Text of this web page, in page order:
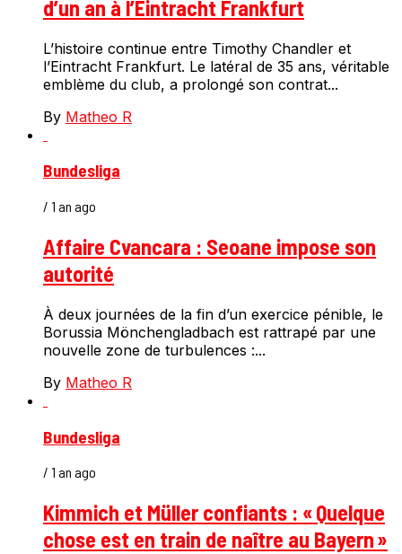
d’un an à l’Eintracht Frankfurt
L’histoire continue entre Timothy Chandler et
l’Eintracht Frankfurt. Le latéral de 35 ans, véritable
emblème du club, a prolongé son contrat...
By Matheo R
Bundesliga
/ 1 an ago
Affaire Cvancara : Seoane impose son
autorité
À deux journées de la fin d’un exercice pénible, le
Borussia Mönchengladbach est rattrapé par une
nouvelle zone de turbulences :...
By Matheo R
Bundesliga
/ 1 an ago
Kimmich et Müller confiants : « Quelque
chose est en train de naître au Bayern »